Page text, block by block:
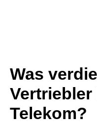
Was
Vertriebler
Telekom?